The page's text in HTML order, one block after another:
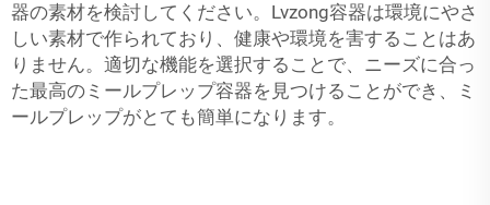
器の素材を検討してください。Lvzong容器は環境にやさ
しい素材で作られており、健康や環境を害することはあ
りません。適切な機能を選択することで、ニーズに合っ
た最高のミールプレップ容器を見つけることができ、ミ
ールプレップがとても簡単になります。